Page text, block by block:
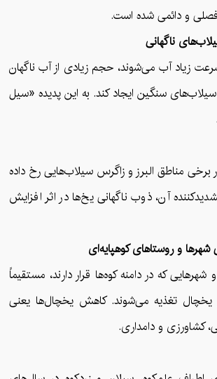
و دائمی شده است.
زیاد آب می‌شوند، حجم زیادی از آب ناگهان
سیلاب‌های سنگین ایجاد کند. به این پدیده «سیل
برخی مناطق البرز و زاگرس سیلاب‌هایی رخ داده
آن، ذوب ناگهانی یخ‌ها در اثر افزایش
شهرهایی که در دامنه کوه‌ها قرار دارند، مستقیماً
تغذیه می‌شوند. کاهش یخچال‌ها یعنی
کشاورزی و دامداری.